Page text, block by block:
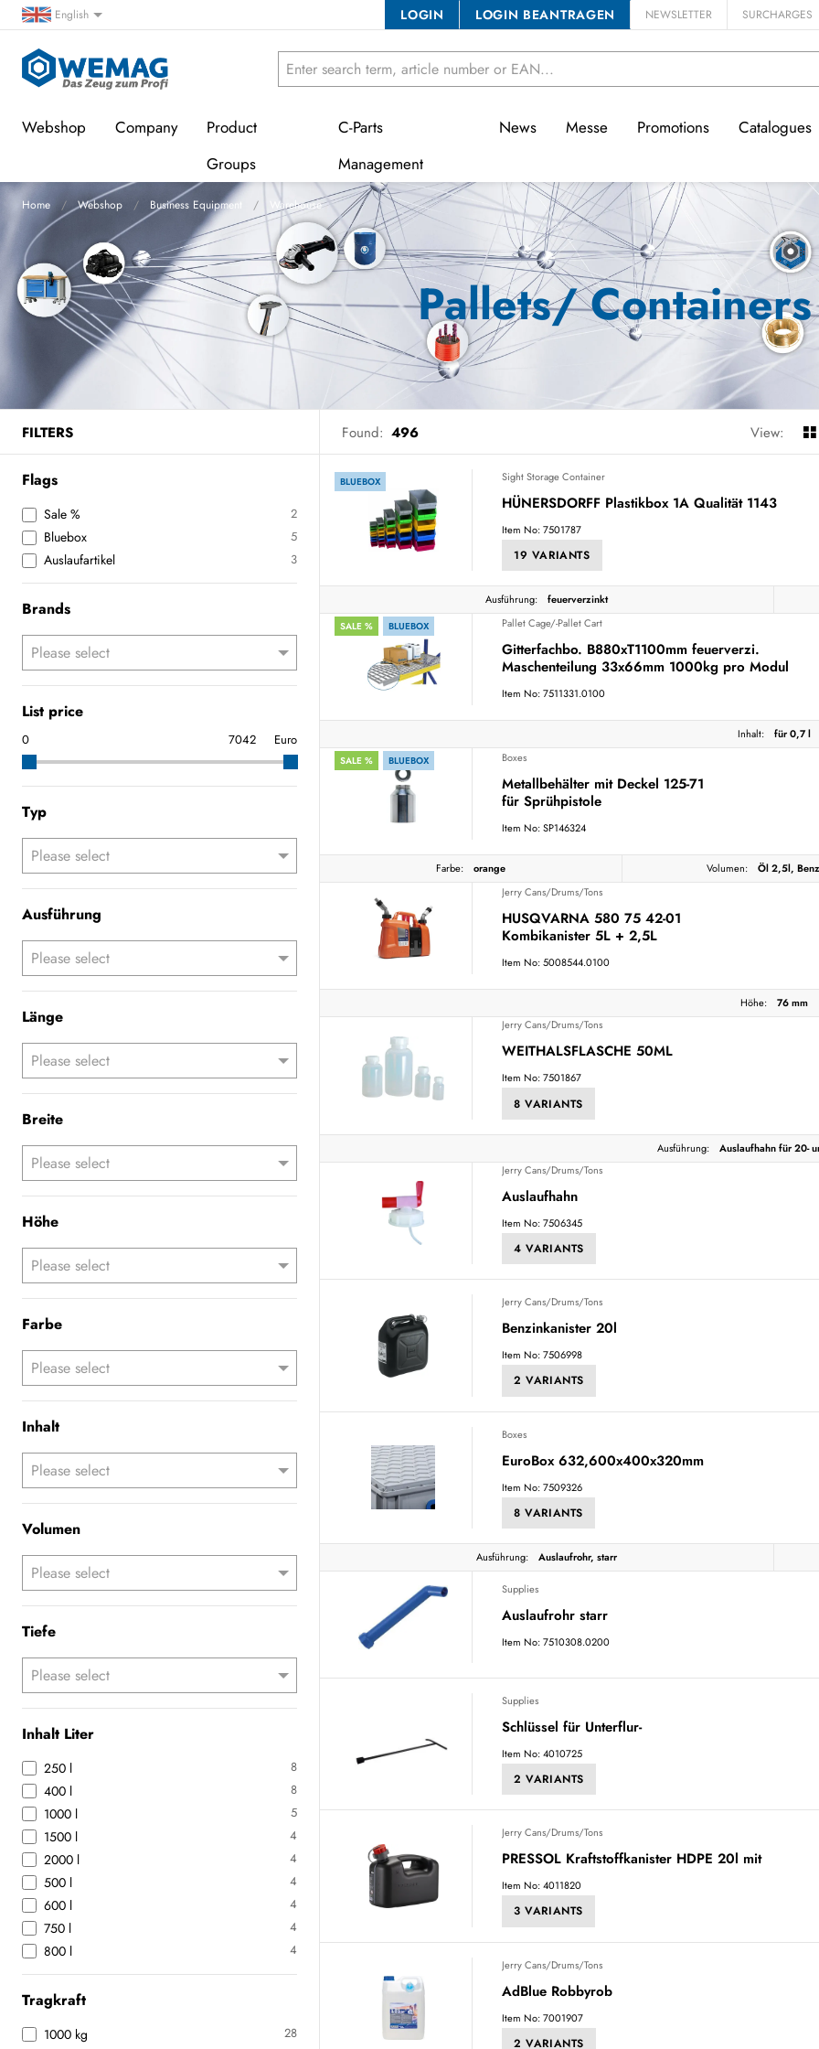
English LOGIN LOGIN BEANTRAGEN NEWSLETTER SURCHARGES
Webshop Company
Product
Groups
C-Parts
Management
News Messe Promotions Catalogues
Home Webshop Business Equipment Warehouse
Pallets/ Containers
FILTERS Found: 496 View:
Flags
Sale % 2
Bluebox 5
Auslaufartikel 3
Brands
List price
Euro
Typ
Ausführung
Länge
Breite
Höhe
Farbe
Inhalt
Volumen
Tiefe
Inhalt Liter
250 l 8
400 l 8
1000 l 5
1500 l 4
2000 l 4
500 l 4
600 l 4
750 l 4
800 l 4
Tragkraft
1000 kg 28
BLUEBOX Sight Storage Container
HÜNERSDORFF Plastikbox 1A Qualität 1143
Item No: 7501787
19 VARIANTS
Ausführung: feuerverzinkt
SALE % BLUEBOX Pallet Cage/-Pallet Cart
Gitterfachbo. B880xT1100mm feuerverzi.
Maschenteilung 33x66mm 1000kg pro Modul
Item No: 7511331.0100
Inhalt: für 0,7 l
SALE % BLUEBOX Boxes
Metallbehälter mit Deckel 125-71
für Sprühpistole
Item No: SP146324
Farbe: orange Volumen:
Öl 2,5l,
Jerry Cans/Drums/Tons
HUSQVARNA 580 75 42-01
Kombikanister 5L + 2,5L
Item No: 5008544.0100
Höhe:
76 mm
Jerry Cans/Drums/Tons
WEITHALSFLASCHE 50ML
Item No: 7501867
8 VARIANTS
Ausführung:
Auslaufhahn für 20-
Jerry Cans/Drums/Tons
Auslaufhahn
Item No: 7506345
4 VARIANTS
Jerry Cans/Drums/Tons
Benzinkanister 20l
Item No: 7506998
2 VARIANTS
Boxes
EuroBox 632,600x400x320mm
Item No: 7509326
8 VARIANTS
Ausführung: Auslaufrohr, starr
Supplies
Auslaufrohr starr
Item No: 7510308.0200
Supplies
Schlüssel für Unterflur-
Item No: 4010725
2 VARIANTS
Jerry Cans/Drums/Tons
PRESSOL Kraftstoffkanister HDPE 20l mit
Item No: 4011820
3 VARIANTS
Jerry Cans/Drums/Tons
AdBlue Robbyrob
Item No: 7001907
2 VARIANTS